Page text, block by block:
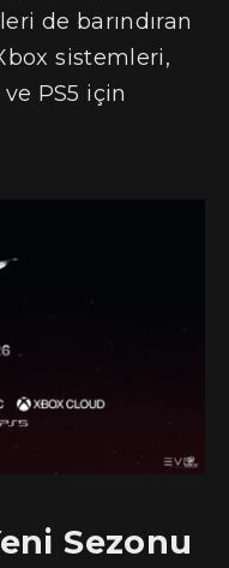
de barındıran
sistemleri,
PS5 için
Sezonu